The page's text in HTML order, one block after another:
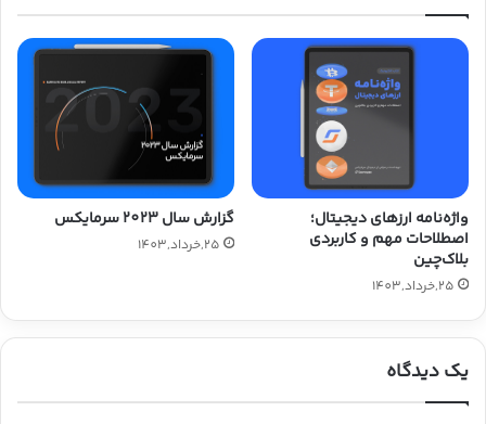
واژه‌نامه ارزهای دیجیتال؛
اصطلاحات مهم و کاربردی
بلاک‌چین
25,خرداد,1403
گزارش سال 2023 سرمایکس
25,خرداد,1403
یک دیدگاه